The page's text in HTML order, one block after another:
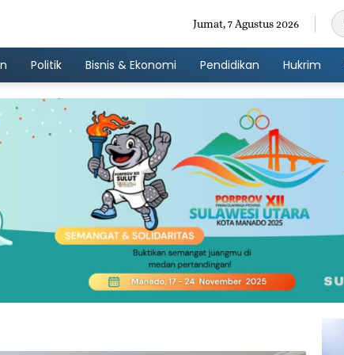
Jumat, 7 Agustus 2026
Politik Bisnis & Ekonomi Pendidikan Hukrim